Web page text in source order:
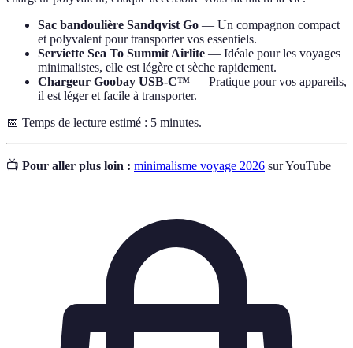
Sac bandoulière Sandqvist Go — Un compagnon compact
et polyvalent pour transporter vos essentiels.
Serviette Sea To Summit Airlite — Idéale pour les voyages
minimalistes, elle est légère et sèche rapidement.
Chargeur Goobay USB-C™ — Pratique pour vos appareils,
il est léger et facile à transporter.
📅 Temps de lecture estimé : 5 minutes.
📺 Pour aller plus loin : minimalisme voyage 2026 sur YouTube